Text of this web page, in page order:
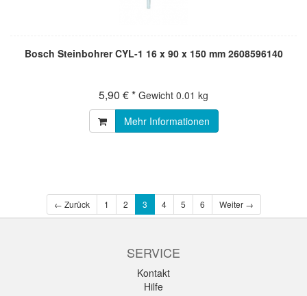
Bosch Steinbohrer CYL-1 16 x 90 x 150 mm 2608596140
5,90 € * Gewicht 0.01 kg
Mehr Informationen
← Zurück 1 2 3 4 5 6 Weiter →
SERVICE
Kontakt
Hilfe